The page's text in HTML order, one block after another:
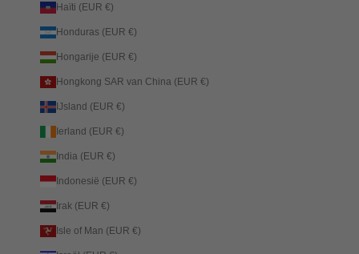
Haïti (EUR €)
Honduras (EUR €)
Hongarije (EUR €)
Hongkong SAR van China (EUR €)
IJsland (EUR €)
Ierland (EUR €)
India (EUR €)
Indonesië (EUR €)
Irak (EUR €)
Isle of Man (EUR €)